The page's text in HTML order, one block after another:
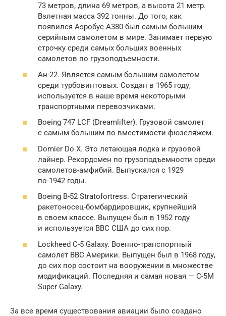
73 метров, длина 69 метров, а высота 21 метр.
Взлетная масса 392 тонны. До того, как
появился Аэробус А380 был самым большим
серийным самолетом в мире. Занимает первую
строчку среди самых больших военных
самолетов по грузоподъемности.
Ан-22. Является самым большим самолетом
среди турбовинтовых. Создан в 1965 году,
используется в наше время некоторыми
транспортными перевозчиками.
Boeing 747 LCF (Dreamlifter). Грузовой самолет
с самым большим по вместимости фюзеляжем.
Dornier Do X. Это летающая лодка и грузовой
лайнер. Рекордсмен по грузоподъемности среди
самолетов-амфибий. Выпускался с 1929
по 1942 годы.
Boeing B-52 Stratofortress. Стратегический
ракетоносец-бомбардировщик, крупнейший
в своем классе. Выпущен был в 1952 году
и используется ВВС США до сих пор.
Lockheed C-5 Galaxy. Военно-транспортный
самолет ВВС Америки. Выпущен был в 1968 году,
до сих пор состоит на вооружении в множестве
модификаций. Последняя и самая новая — C-5M
Super Galaxy.
За все время существования авиации было создано